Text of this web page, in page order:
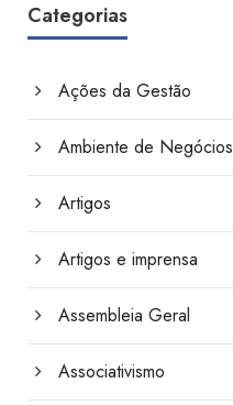
Categorias
Ações da Gestão
Ambiente de Negócios
Artigos
Artigos e imprensa
Assembleia Geral
Associativismo